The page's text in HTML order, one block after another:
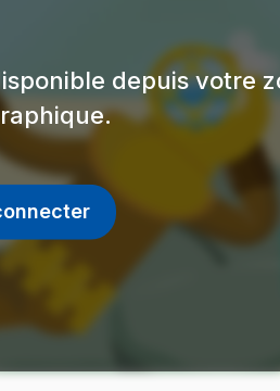
depuis votre